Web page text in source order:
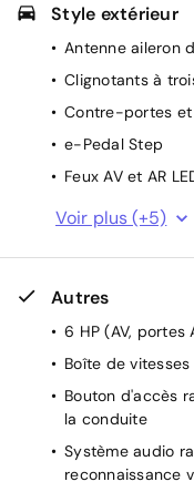
Style extérieur
Antenne aileron
Clignotants à
Contre-portes et
e-Pedal Step
Feux AV et AR
Poignées de
chromées
Rétroviseurs
avec indicateurs
Spoiler AR
Voir plus (+5)
Autres
6 HP (AV, portes
Boîte de
Bouton d'accès
la conduite
Système audio
reconnaissance